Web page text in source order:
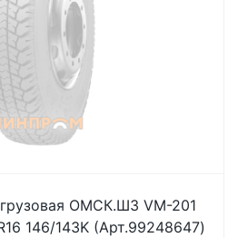
ОМСК.ШЗ VM-201
146/143K (Арт.99248647)